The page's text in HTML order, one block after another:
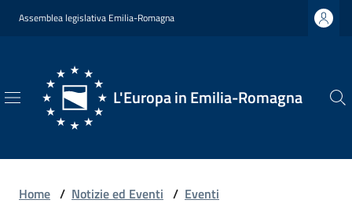
Vai al contenuto
Vai alla navigazione
Vai al footer
Assemblea legislativa Emilia-Romagna
L'Europa in Emilia-Romagna
L'Europa
Romagna
Home / Notizie ed Eventi / Eventi